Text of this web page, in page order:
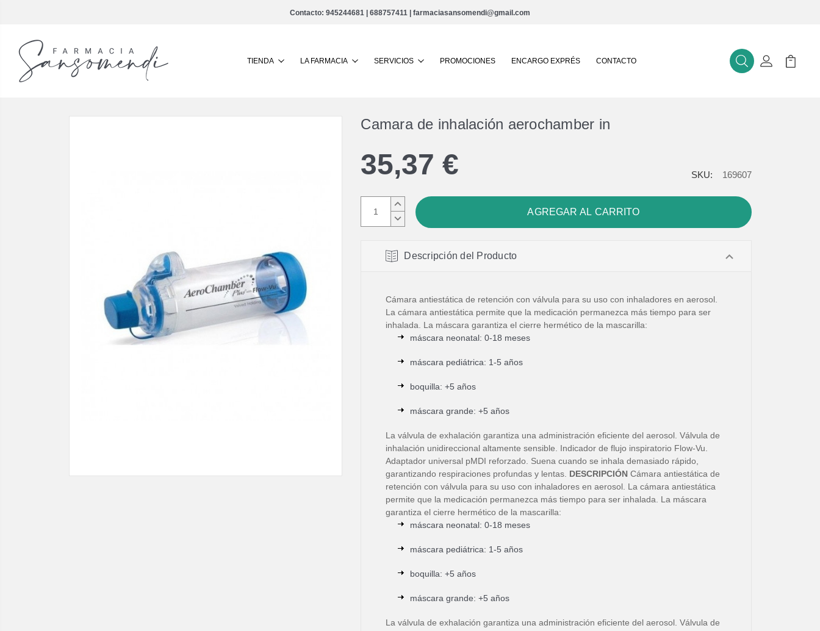
Contacto: 945244681 | 688757411 | farmaciasansomendi@gmail.com
TIENDA LA FARMACIA SERVICIOS PROMOCIONES ENCARGO EXPRÉS CONTACTO BuscarMi Cuenta
Mi
Camara de inhalación aerochamber in
35,37 €
AUMENTAR
CANTIDAD:
DISMINUIR
CANTIDAD:
SKU: 169607
Descripción del Producto
Cámara antiestática de retención con válvula para su uso con inhaladores en aerosol.
La cámara antiestática permite que la medicación permanezca más tiempo para ser
inhalada. La máscara garantiza el cierre hermético de la mascarilla:
máscara neonatal: 0-18 meses
máscara pediátrica: 1-5 años
boquilla: +5 años
máscara grande: +5 años
La válvula de exhalación garantiza una administración eficiente del aerosol. Válvula de
inhalación unidireccional altamente sensible. Indicador de flujo inspiratorio Flow-Vu.
Adaptador universal pMDI reforzado. Suena cuando se inhala demasiado rápido,
garantizando respiraciones profundas y lentas. DESCRIPCIÓN Cámara antiestática de
retención con válvula para su uso con inhaladores en aerosol. La cámara antiestática
permite que la medicación permanezca más tiempo para ser inhalada. La máscara
garantiza el cierre hermético de la mascarilla:
máscara neonatal: 0-18 meses
máscara pediátrica: 1-5 años
boquilla: +5 años
máscara grande: +5 años
La válvula de exhalación garantiza una administración eficiente del aerosol. Válvula de